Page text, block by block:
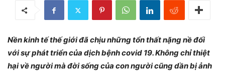
Nền kinh tế thế giới đã chịu những tổn thất nặng nề đối
với sự phát triển của dịch bệnh covid 19. Không chỉ thiệt
hại về người mà đời sống của con người cũng dần bị ảnh